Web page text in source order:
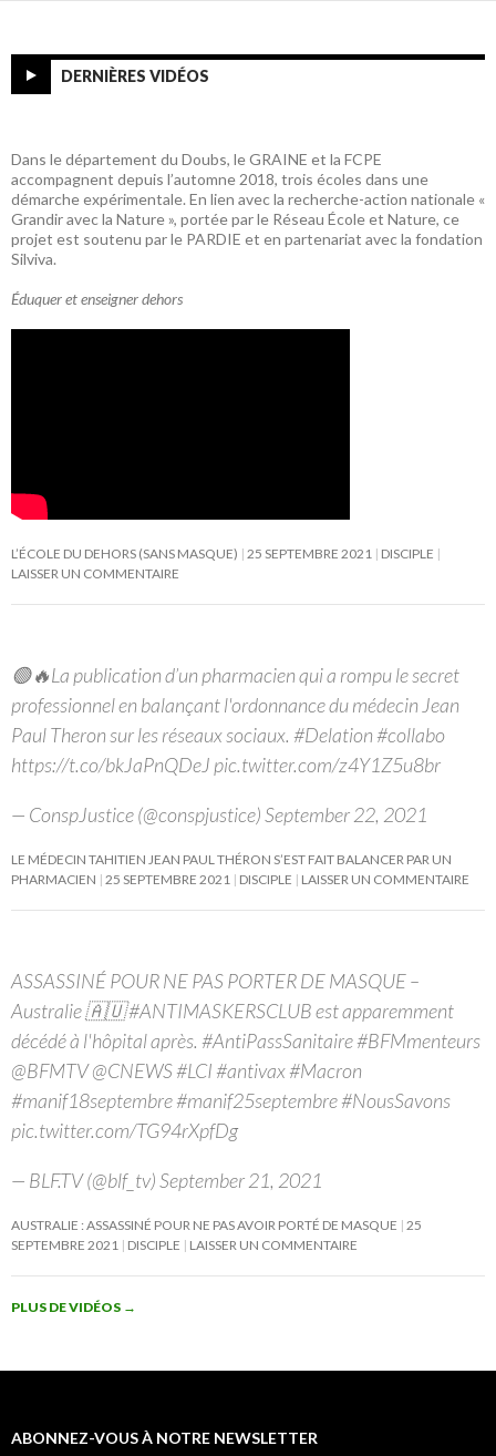
DERNIÈRES VIDÉOS
Dans le département du Doubs, le GRAINE et la FCPE
accompagnent depuis l’automne 2018, trois écoles dans une
démarche expérimentale. En lien avec la recherche-action nationale «
Grandir avec la Nature », portée par le Réseau École et Nature, ce
projet est soutenu par le PARDIE et en partenariat avec la fondation
Silviva.
Éduquer et enseigner dehors
L’ÉCOLE DU DEHORS (SANS MASQUE) 25 SEPTEMBRE 2021 DISCIPLE
LAISSER UN COMMENTAIRE
🟢🔥La publication d’un pharmacien qui a rompu le secret
professionnel en balançant l'ordonnance du médecin Jean
Paul Theron sur les réseaux sociaux. #Delation #collabo
https://t.co/bkJaPnQDeJ pic.twitter.com/z4Y1Z5u8br
— ConspJustice (@conspjustice) September 22, 2021
LE MÉDECIN TAHITIEN JEAN PAUL THÉRON S’EST FAIT BALANCER PAR UN
PHARMACIEN 25 SEPTEMBRE 2021 DISCIPLE LAISSER UN COMMENTAIRE
ASSASSINÉ POUR NE PAS PORTER DE MASQUE –
Australie 🇦🇺 #ANTIMASKERSCLUB est apparemment
décédé à l'hôpital après. #AntiPassSanitaire #BFMmenteurs
@BFMTV @CNEWS #LCI #antivax #Macron
#manif18septembre #manif25septembre #NousSavons
pic.twitter.com/TG94rXpfDg
— BLF.TV (@blf_tv) September 21, 2021
AUSTRALIE : ASSASSINÉ POUR NE PAS AVOIR PORTÉ DE MASQUE 25
SEPTEMBRE 2021 DISCIPLE LAISSER UN COMMENTAIRE
PLUS DE VIDÉOS →
ABONNEZ-VOUS À NOTRE NEWSLETTER